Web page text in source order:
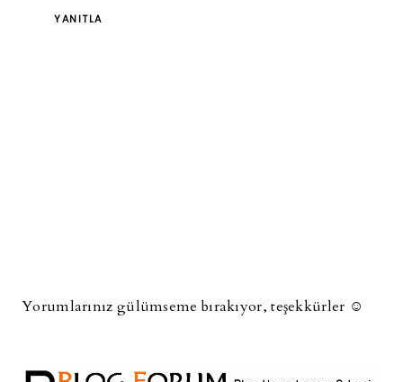
YANITLA
Yorumlarınız gülümseme bırakıyor, teşekkürler ☺️